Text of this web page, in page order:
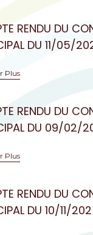
RENDU DU
DU 11/05/
Plus
RENDU DU
DU 09/02/
Plus
RENDU DU
DU 10/11/